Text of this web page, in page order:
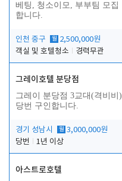
베팅, 청소이모, 부부팀 모집
합니다.
인천 중구 월 2,500,000원
객실 및 호텔청소
경력무관
그레이호텔 분당점
그레이 분당점 3교대(격비비)
당번 구인합니다.
경기 성남시 월 3,000,000원
당번
1년 이상
아스트로호텔